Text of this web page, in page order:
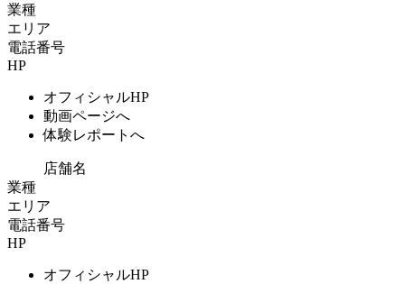
業種
エリア
電話番号
HP
オフィシャルHP
動画ページへ
体験レポートへ
店舗名
業種
エリア
電話番号
HP
オフィシャルHP